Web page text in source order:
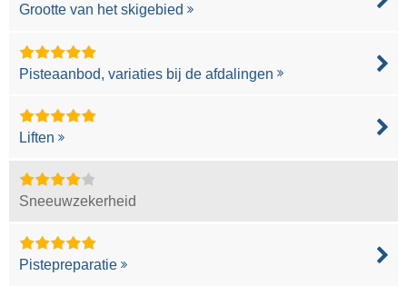
Grootte van het skigebied
Pisteaanbod, variaties bij de afdalingen
Liften
Sneeuwzekerheid
Pistepreparatie